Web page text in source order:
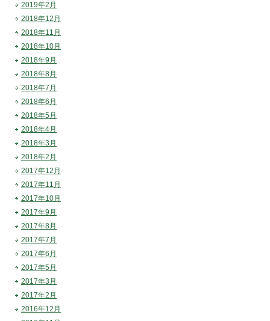
2019年2月
2018年12月
2018年11月
2018年10月
2018年9月
2018年8月
2018年7月
2018年6月
2018年5月
2018年4月
2018年3月
2018年2月
2017年12月
2017年11月
2017年10月
2017年9月
2017年8月
2017年7月
2017年6月
2017年5月
2017年3月
2017年2月
2016年12月